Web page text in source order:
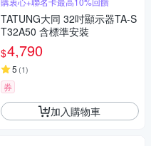
TATUNG大同 32吋顯示器TA-S
T32A50 含標準安裝
$4,790
5 (1)
券
加入購物車